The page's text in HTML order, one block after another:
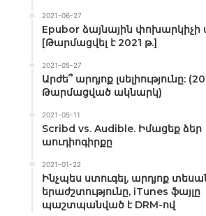
2021-06-27
Epubor ձայնային
[Թարմացվել է 2021 թ.]
2021-05-27
Արժե՞ արդյոք լսելիությունը:
Թարմացված ակնարկ)
2021-05-11
Scribd vs. Audible. Իմացեք ձեր
աուդիոգիրքը
2021-01-22
Ինչպես ստուգել, ​​արդյոք
երաժշտությունը, iTunes ֆայլը
պաշտպանված է DRM-ով